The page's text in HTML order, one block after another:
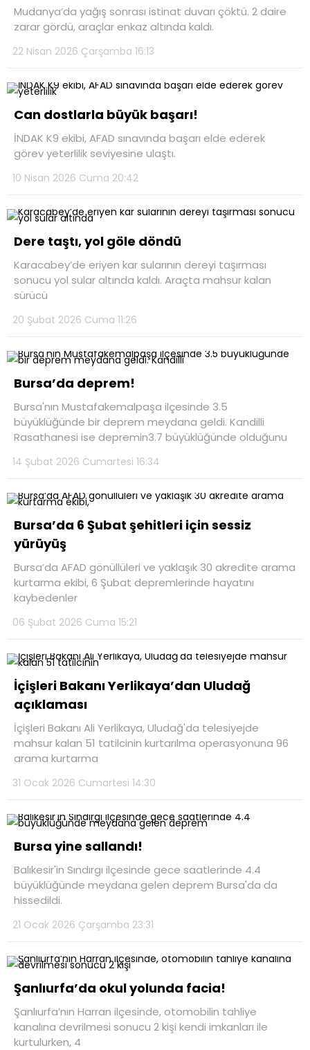
Mudanya’da yağış sonrası istinat duvarı çöktü. 2 daire
zarar gördü, araçlar enkaz altında kaldı.
22 Nisan 2026 Çarşamba 16:13
Can dostlarla büyük başarı!
İNDAK K9 ekibi, AFAD sınavında başarı elde ederek
görev yeterlilik seviyesine ulaştı.
10 Nisan 2026 Cuma 20:42
Dere taştı, yol göle döndü
Karacabey’de eriyen kar sularının dereyi taşırması
sonucu yol sular altında kaldı. Araçta mahsur kalan
sürücü
20 Şubat 2026 Cuma 11:26
Bursa’da deprem!
Bursa'nın Mustafakemalpaşa ilçesinde 3.5
büyüklüğünde bir deprem meydana geldi. Kandilli
Rasathanesi ise depremin3.7 büyüklüğünde olduğunu
14 Şubat 2026 Cumartesi 16:34
Bursa’da 6 Şubat şehitleri için sessiz
yürüyüş
Bursa’da AFAD gönüllüleri ve yaklaşık 30 akredite arama
kurtarma ekibi, 6 Şubat depremlerinde hayatını
kaybedenler
06 Şubat 2026 Cuma 15:21
İçişleri Bakanı Yerlikaya’dan Uludağ
açıklaması
İçişleri Bakanı Ali Yerlikaya, Uludağ'da telesiyejde
mahsur kalan 51 tatilcinin kurtarılma operasyonuna 96
arama kurtarma
31 Ocak 2026 Cumartesi 14:30
Bursa yine sallandı!
Balıkesir'in Sındırgı ilçesinde gece saatlerinde 4.4
büyüklüğünde meydana gelen deprem Bursa'da da
hissedildi.
21 Ocak 2026 Çarşamba 23:31
Şanlıurfa’da okul yolunda facia!
Şanlıurfa’nın Harran ilçesinde, otomobilin tahliye
kanalına devrilmesi sonucu 2 kişi kendi imkanları ile
kurtulurken, 4